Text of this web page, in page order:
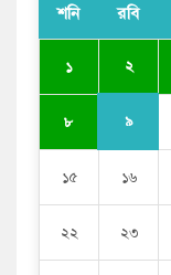
শনি রবি
১ ২
৮ ৯
১৫ ১৬
২২ ২৩